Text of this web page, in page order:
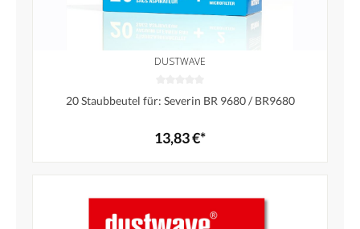
DUSTWAVE
20 Staubbeutel für: Severin BR 9680 / BR9680
13,83 €*